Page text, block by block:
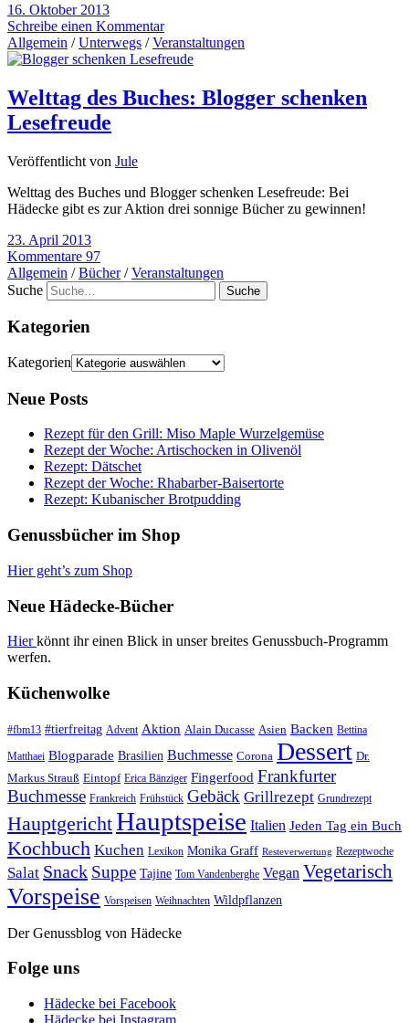
16. Oktober 2013
Schreibe einen Kommentar
Allgemein /Unterwegs /Veranstaltungen
Welttag des Buches: Blogger schenken
Lesefreude
Veröffentlicht von Jule
Welttag des Buches und Blogger schenken Lesefreude: Bei
Hädecke gibt es zur Aktion drei sonnige Bücher zu gewinnen!
23. April 2013
Kommentare 97
Allgemein /Bücher/Veranstaltungen
Suche
Kategorien
Kategorien
Neue Posts
Rezept für den Grill: Miso Maple Wurzelgemüse
Rezept der Woche: Artischocken in Olivenöl
Rezept: Dätschet
Rezept der Woche: Rhabarber-Baisertorte
Rezept: Kubanischer Brotpudding
Genussbücher im Shop
Hier geht’s zum Shop
Neue Hädecke-Bücher
Hierkönnt ihr einen Blick in unser breites Genussbuch-Programm
werfen.
Küchenwolke
#fbm13 #tierfreitag Advent Aktion Alain Ducasse Asien Backen Bettina
Matthaei Blogparade Brasilien Buchmesse Corona Dessert Dr.
Markus Strauß Eintopf Erica Bänziger Fingerfood Frankfurter
Buchmesse Frankreich Frühstück Gebäck Grillrezept Grundrezept
HauptgerichtHauptspeise Italien Jeden Tag ein Buch
Kochbuch Kuchen Lexikon Monika Graff Resteverwertung Rezeptwoche
Salat Snack Suppe Tajine Tom Vandenberghe Vegan Vegetarisch
Vorspeise Vorspeisen Weihnachten Wildpflanzen
Der Genussblog von Hädecke
Folge uns
Hädecke bei Facebook